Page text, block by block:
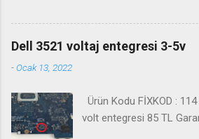
yaramaktadır. Biosa
Kanalimiza abone olmayı
Dell 3521 voltaj entegresi 3-5v
-Ocak 13, 2022
Ürün Kodu FİXKOD :
volt entegresi 85 TL